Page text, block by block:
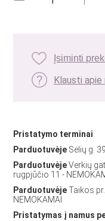
Įsiminti
Klausti apie
Pristatymo terminai:
Parduotuvėje Sėlių g.
ParduotuvėjeVerkių
rugpjūčio 11 -
ParduotuvėjeTaikos
NEMOKAMAI
Pristatymas į namus